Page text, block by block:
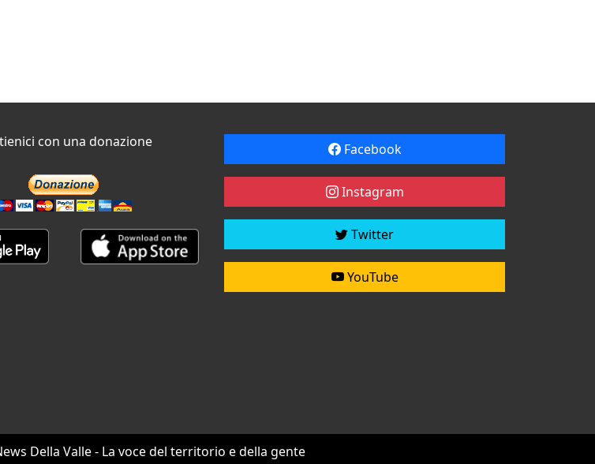
con una donazione Facebook
Instagram
Twitter
YouTube
Della Valle - La voce del territorio e della gente